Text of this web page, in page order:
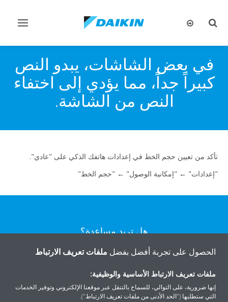
تبديل
تبديل
في بعض الشاشات، يبدو النص
كبيراً جداً، مما يؤدي إلى اختفاء
النص من الشاشة.
تأكد من تعيين حجم الخط في إعدادات هاتفك الذكي على "عادي".
"إعدادات" ← "إمكانية الوصول" ← "حجم الخط"
هل تريد مساعدة؟
الحصول على تجربة أفضل بفضل ملفات تعريف الارتباط
ملفات تعريف الارتباط الأساسية والوظيفية:
إنها ضرورية، على التوالي، للسماح بالتنقل عبر موقعنا الإلكتروني وتوفير الخدمات
التي ستطلبها ("الحد الأدنى من ملفات تعريف الارتباط").